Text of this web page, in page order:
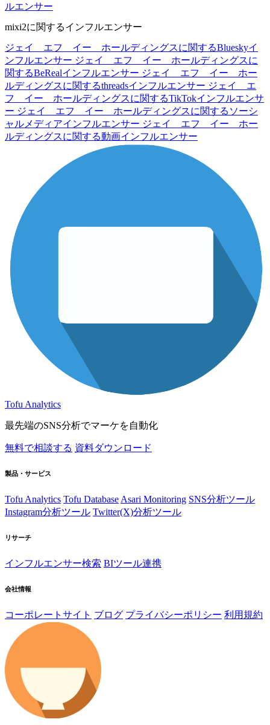
ルエンサー
mixi2に関するインフルエンサー
ジェイ エフ イー ホールディングスに関するBlueskyイ
ンフルエンサー ジェイ エフ イー ホールディングスに
関するBeRealインフルエンサー ジェイ エフ イー ホー
ルディングスに関するthreadsインフルエンサー ジェイ エ
フ イー ホールディングスに関するTikTokインフルエンサ
ー ジェイ エフ イー ホールディングスに関するソーシ
ャルメディアインフルエンサー ジェイ エフ イー ホー
ルディングスに関する動画インフルエンサー
Tofu Analytics
最先端のSNS分析でマーケを自動化
無料で相談する 資料ダウンロード
製品・サービス
Tofu Analytics Tofu Database Asari Monitoring SNS分析ツール
Instagram分析ツール Twitter(X)分析ツール
リサーチ
インフルエンサー検索 BIツール連携
会社情報
コーポレートサイト ブログ プライバシーポリシー 利用規約